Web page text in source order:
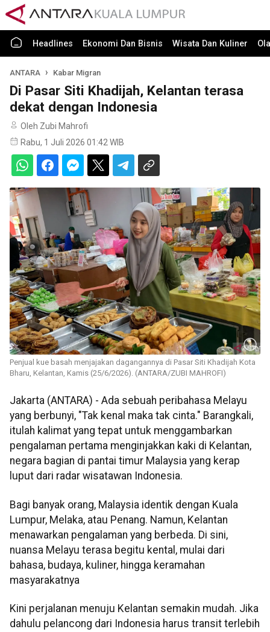
Headlines Ekonomi Dan Bisnis Wisata Dan Kuliner
ANTARA Kabar Migran
Di Pasar Siti Khadijah, Kelantan terasa
dekat dengan Indonesia
Oleh Zubi Mahrofi
Rabu, 1 Juli 2026 01:42 WIB
Penjual kue basah menjajakan dagangannya di Pasar Siti Khadijah Kota
Bharu, Kelantan, Kamis (25/6/2026). (ANTARA/ZUBI MAHROFI)
Jakarta (ANTARA) - Ada sebuah peribahasa Melayu
yang berbunyi, "Tak kenal maka tak cinta." Barangkali,
itulah kalimat yang tepat untuk menggambarkan
pengalaman pertama menginjakkan kaki di Kelantan,
negara bagian di pantai timur Malaysia yang kerap
luput dari radar wisatawan Indonesia.
Bagi banyak orang, Malaysia identik dengan Kuala
Lumpur, Melaka, atau Penang. Namun, Kelantan
menawarkan pengalaman yang berbeda. Di sini,
nuansa Melayu terasa begitu kental, mulai dari
bahasa, budaya, kuliner, hingga keramahan
masyarakatnya
Kini perjalanan menuju Kelantan semakin mudah. Jika
dahulu pelancong dari Indonesia harus transit terlebih